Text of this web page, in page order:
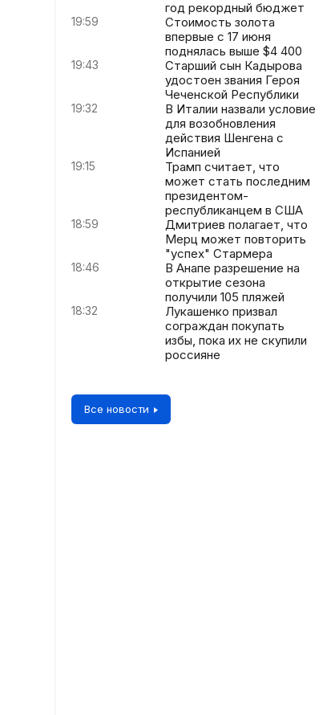
год рекордный бюджет
19:59
Стоимость золота
впервые с 17 июня
поднялась выше $4 400
19:43
Старший сын Кадырова
удостоен звания Героя
Чеченской Республики
19:32
В Италии назвали условие
для возобновления
действия Шенгена с
Испанией
19:15
Трамп считает, что
может стать последним
президентом-
республиканцем в США
18:59
Дмитриев полагает, что
Мерц может повторить
"успех" Стармера
18:46
В Анапе разрешение на
открытие сезона
получили 105 пляжей
18:32
Лукашенко призвал
сограждан покупать
избы, пока их не скупили
россияне
Все новости